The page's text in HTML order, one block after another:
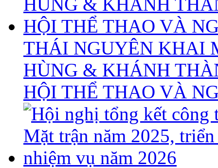
THÁI NGUYÊN KHAI
HÙNG & KHÁNH
HỘI THỂ THAO VÀ